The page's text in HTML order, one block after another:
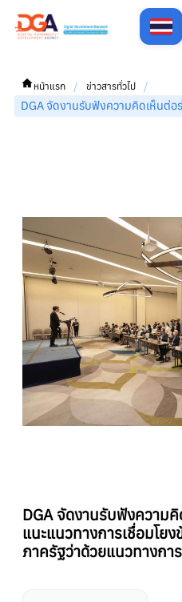
หน้าแรก / ข่าวสารทั่วไป
/
DGA จัดงานรับฟังความคิดเห็นต่อ
DGA จัดงานรับฟังความ
แนะแนวทางการเชื่อมโย
ภาครัฐว่าด้วยแนวทางก